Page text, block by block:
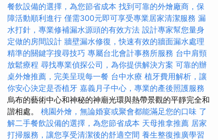
餐飲設備的選擇，為您節省成本 找到可靠的外燴廠商，保
障活動順利進行 僅需300元即可享受專業居家清潔服務 漏
水打針，專業修補漏水源頭的有效方法 設計專家幫您量身
定做的房間設計 牆壁漏水修復，快速有效的牆面漏水處理
精準的關鍵字搜尋技巧 專屬台北會計事務所服務 台中肩頸
放鬆療程 尋找專業偵探公司，為你提供解決方案 可靠的辦
桌外燴推薦，完美呈現每一餐 台中水療 植牙費用解析，讓
你安心決定是否植牙 嘉義月子中心，專業的產後照護服務
烏布的藝術中心和神秘的神廟光環與熱帶景觀的平靜完全和
諧相處。 桃園外燴，無論婚宴或聚會都能滿足您的口味 了
解二手餐飲設備的選擇，為您節省成本 天母推拿推薦 居家
打掃服務，讓您享受清潔後的舒適空間 養生整復推廣學習